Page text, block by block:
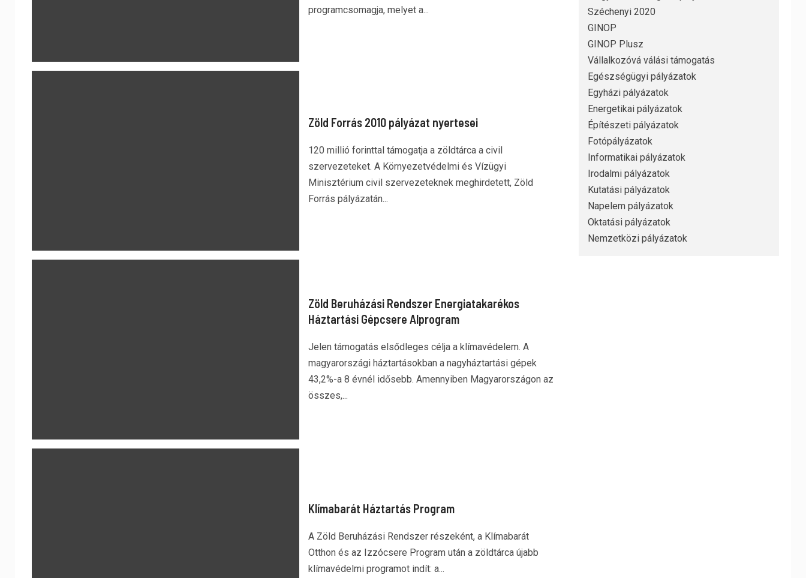
programcsomagja, melyet a...
Zöld Forrás 2010 pályázat nyertesei
120 millió forinttal támogatja a zöldtárca a civil
szervezeteket. A Környezetvédelmi és Vízügyi
Minisztérium civil szervezeteknek meghirdetett, Zöld
Forrás pályázatán...
Zöld Beruházási Rendszer Energiatakarékos
Háztartási Gépcsere Alprogram
Jelen támogatás elsődleges célja a klímavédelem. A
magyarországi háztartásokban a nagyháztartási gépek
43,2%-a 8 évnél idősebb. Amennyiben Magyarországon az
összes,...
Klímabarát Háztartás Program
A Zöld Beruházási Rendszer részeként, a Klímabarát
Otthon és az Izzócsere Program után a zöldtárca újabb
klímavédelmi programot indít: a...
Széchenyi 2020
GINOP
GINOP Plusz
Vállalkozóvá válási támogatás
Egészségügyi pályázatok
Egyházi pályázatok
Energetikai pályázatok
Építészeti pályázatok
Fotópályázatok
Informatikai pályázatok
Irodalmi pályázatok
Kutatási pályázatok
Napelem pályázatok
Oktatási pályázatok
Nemzetközi pályázatok